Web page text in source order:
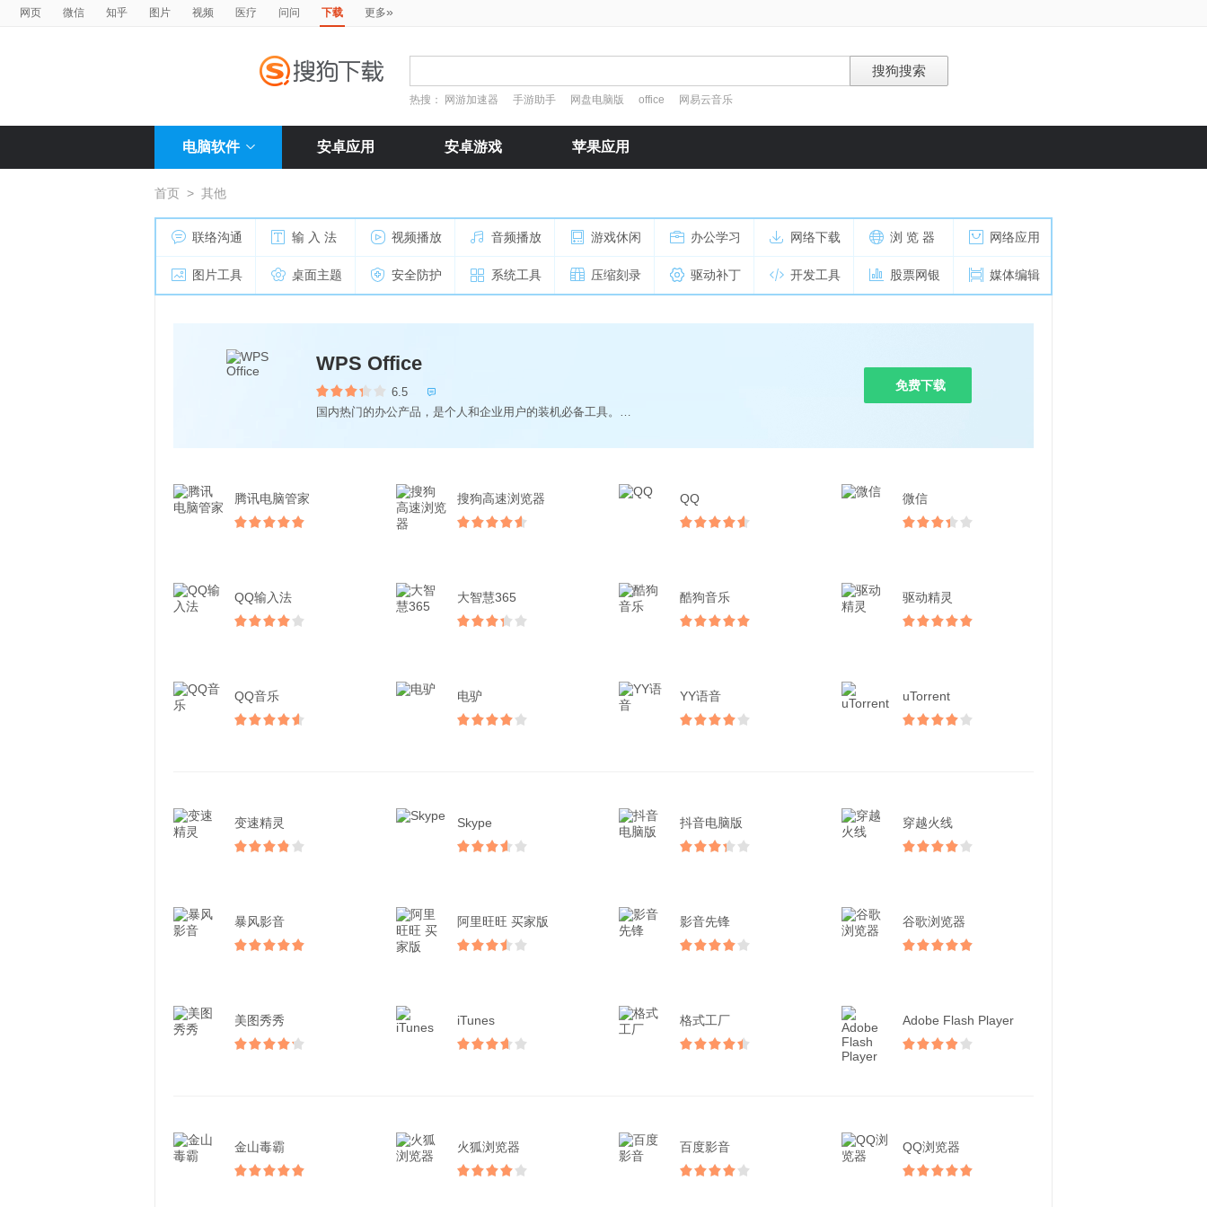
网页 微信 知乎 图片 视频 医疗 问问 下载 更多»
热搜： 网游加速器 手游助手 网盘电脑版 office 网易云音乐
电脑软件 安卓应用 安卓游戏 苹果应用
首页 > 其他
联络沟通 输 入 法 视频播放 音频播放 游戏休闲 办公学习 网络下载 浏 览 器 网络应用
图片工具 桌面主题 安全防护 系统工具 压缩刻录 驱动补丁 开发工具 股票网银 媒体编辑
WPS Office
6.5 
国内热门的办公产品，是个人和企业用户的装机必备工具。让您享受互联网办...
免费下载
腾讯电脑管家 搜狗高速浏览器 QQ 微信
QQ输入法 大智慧365 酷狗音乐 驱动精灵
QQ音乐 电驴 YY语音 uTorrent
变速精灵 Skype 抖音电脑版 穿越火线
暴风影音 阿里旺旺 买家版 影音先锋 谷歌浏览器
美图秀秀 iTunes 格式工厂 Adobe Flash Player
金山毒霸 火狐浏览器 百度影音 QQ浏览器